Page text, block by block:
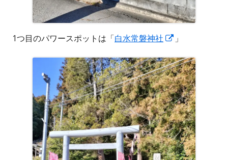
1つ目のパワースポットは「白水常磐神社
新
い
ウ
ィ
ン
ド
ウ
で
」